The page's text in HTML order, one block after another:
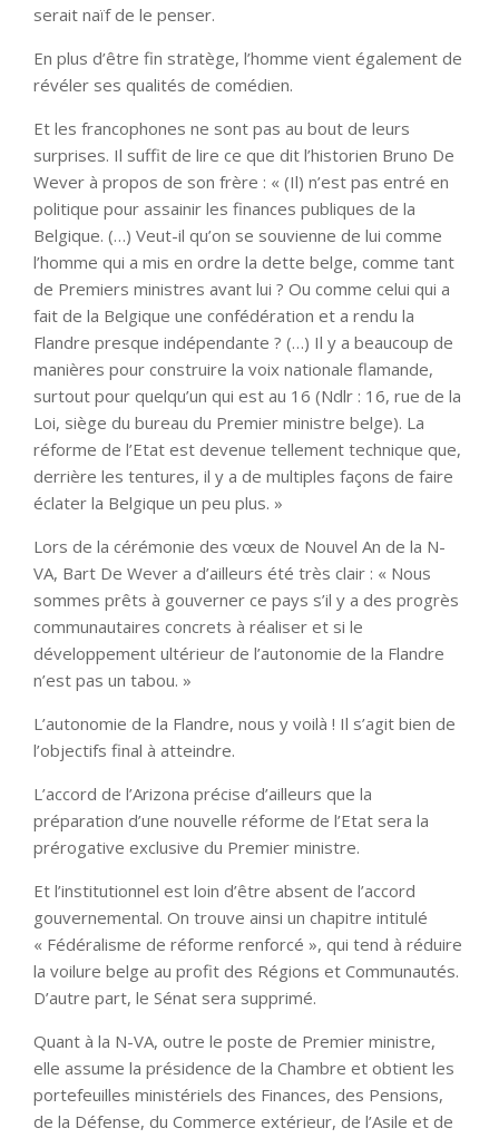
serait naïf de le penser.
En plus d’être fin stratège, l’homme vient également de
révéler ses qualités de comédien.
Et les francophones ne sont pas au bout de leurs
surprises. Il suffit de lire ce que dit l’historien Bruno De
Wever à propos de son frère : « (Il) n’est pas entré en
politique pour assainir les finances publiques de la
Belgique. (…) Veut-il qu’on se souvienne de lui comme
l’homme qui a mis en ordre la dette belge, comme tant
de Premiers ministres avant lui ? Ou comme celui qui a
fait de la Belgique une confédération et a rendu la
Flandre presque indépendante ? (…) Il y a beaucoup de
manières pour construire la voix nationale flamande,
surtout pour quelqu’un qui est au 16 (Ndlr : 16, rue de la
Loi, siège du bureau du Premier ministre belge). La
réforme de l’Etat est devenue tellement technique que,
derrière les tentures, il y a de multiples façons de faire
éclater la Belgique un peu plus. »
Lors de la cérémonie des vœux de Nouvel An de la N-
VA, Bart De Wever a d’ailleurs été très clair : « Nous
sommes prêts à gouverner ce pays s’il y a des progrès
communautaires concrets à réaliser et si le
développement ultérieur de l’autonomie de la Flandre
n’est pas un tabou. »
L’autonomie de la Flandre, nous y voilà ! Il s’agit bien de
l’objectifs final à atteindre.
L’accord de l’Arizona précise d’ailleurs que la
préparation d’une nouvelle réforme de l’Etat sera la
prérogative exclusive du Premier ministre.
Et l’institutionnel est loin d’être absent de l’accord
gouvernemental. On trouve ainsi un chapitre intitulé
« Fédéralisme de réforme renforcé », qui tend à réduire
la voilure belge au profit des Régions et Communautés.
D’autre part, le Sénat sera supprimé.
Quant à la N-VA, outre le poste de Premier ministre,
elle assume la présidence de la Chambre et obtient les
portefeuilles ministériels des Finances, des Pensions,
de la Défense, du Commerce extérieur, de l’Asile et de